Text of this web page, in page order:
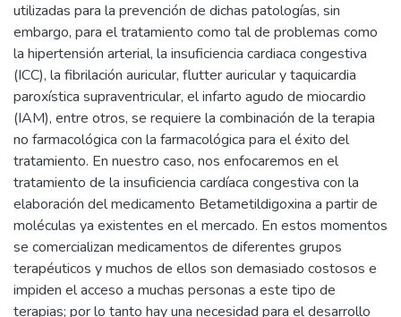
utilizadas para la prevención de dichas patologías, sin
embargo, para el tratamiento como tal de problemas como
la hipertensión arterial, la insuficiencia cardiaca congestiva
(ICC), la fibrilación auricular, flutter auricular y taquicardia
paroxística supraventricular, el infarto agudo de miocardio
(IAM), entre otros, se requiere la combinación de la terapia
no farmacológica con la farmacológica para el éxito del
tratamiento. En nuestro caso, nos enfocaremos en el
tratamiento de la insuficiencia cardíaca congestiva con la
elaboración del medicamento Betametildigoxina a partir de
moléculas ya existentes en el mercado. En estos momentos
se comercializan medicamentos de diferentes grupos
terapéuticos y muchos de ellos son demasiado costosos e
impiden el acceso a muchas personas a este tipo de
terapias; por lo tanto hay una necesidad para el desarrollo